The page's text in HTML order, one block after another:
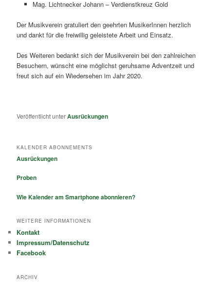
Mag. Lichtnecker Johann – Verdienstkreuz Gold
Der Musikverein gratuliert den geehrten MusikerInnen herzlich
und dankt für die freiwillig geleistete Arbeit und Einsatz.
Des Weiteren bedankt sich der Musikverein bei den zahlreichen
Besuchern, wünscht eine möglichst geruhsame Adventzeit und
freut sich auf ein Wiedersehen im Jahr 2020.
Veröffentlicht unterAusrückungen
KALENDER ABONNEMENTS
Ausrückungen
Proben
Wie Kalender am Smartphone abonnieren?
WEITERE INFORMATIONEN
Kontakt
Impressum/Datenschutz
Facebook
ARCHIV